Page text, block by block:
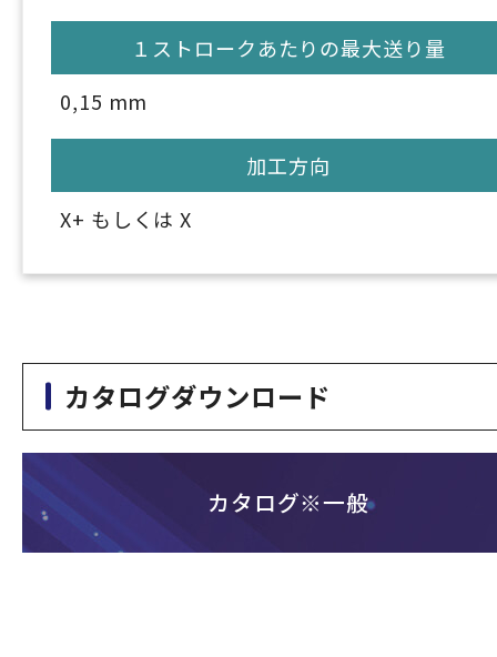
１ストロークあたりの最大送り量
0,15 mm
加工方向
X+ もしくは X
カタログダウンロード
カタログ※一般